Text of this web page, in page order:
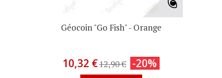
Géocoin "Go Fish" - Orange
10,32 €12,90 € -20%